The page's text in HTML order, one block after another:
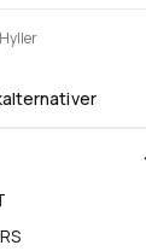
Hyller